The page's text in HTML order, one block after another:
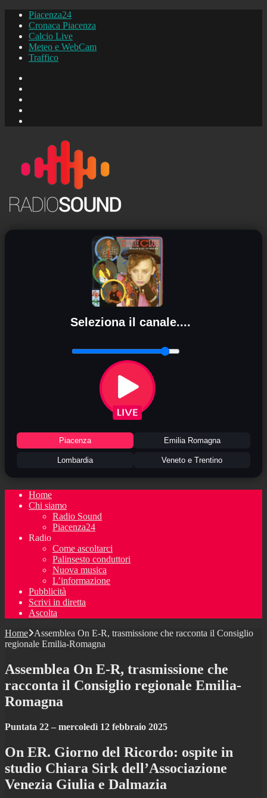
Piacenza24
Cronaca Piacenza
Calcio Live
Meteo e WebCam
Traffico
Seleziona il canale....
Piacenza Emilia Romagna
Lombardia Veneto e Trentino
Home
Chi siamo
Radio Sound
Piacenza24
Radio
Come ascoltarci
Palinsesto conduttori
Nuova musica
L’informazione
Pubblicità
Scrivi in diretta
Ascolta
Home
Assemblea On E-R, trasmissione che racconta il Consiglio
regionale Emilia-Romagna
Assemblea On E-R, trasmissione che
racconta il Consiglio regionale Emilia-
Romagna
Puntata 22 – mercoledì 12 febbraio 2025
On ER. Giorno del Ricordo: ospite in
studio Chiara Sirk dell’Associazione
Venezia Giulia e Dalmazia